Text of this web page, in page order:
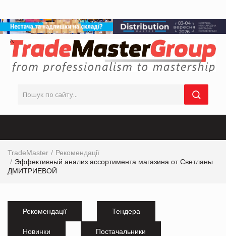
TradeMaster
Рекомендації
Эффективный анализ ассортимента магазина от Светланы
ДМИТРИЕВОЙ
Рекомендації Тендера
Новинки Постачальники